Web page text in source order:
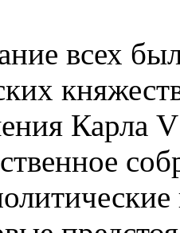
всех
Карла